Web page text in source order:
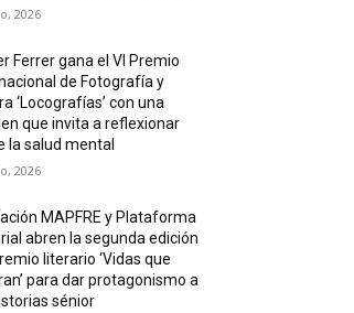
2026
Ferrer gana el VI Premio
de Fotografía y
‘Locografías’ con una
que invita a reflexionar
la salud mental
2026
MAPFRE y Plataforma
abren la segunda edición
literario ‘Vidas que
para dar protagonismo a
sénior